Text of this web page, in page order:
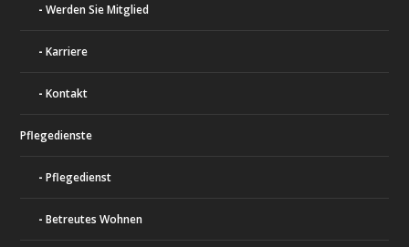
Werden Sie Mitglied
Karriere
Kontakt
Pflegedienste
Pflegedienst
Betreutes Wohnen